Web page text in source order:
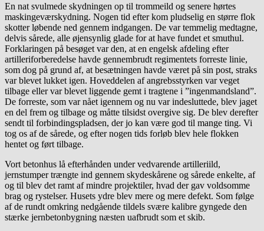
En nat svulmede skydningen op til trommeild og senere hørtes
maskingeværskydning. Nogen tid efter kom pludselig en større flok
skotter løbende ned gennem indgangen. De var temmelig medtagne,
delvis sårede, alle øjensynlig glade for at have fundet et smuthul.
Forklaringen på besøget var den, at en engelsk afdeling efter
artilleriforberedelse havde gennembrudt regimentets forreste linie,
som dog på grund af, at besætningen havde været på sin post, straks
var blevet lukket igen. Hoveddelen af angrebsstyrken var veget
tilbage eller var blevet liggende gemt i tragtene i ”ingenmandsland”.
De forreste, som var nået igennem og nu var indesluttede, blev jaget
en del frem og tilbage og måtte tilsidst overgive sig. De blev derefter
sendt til forbindingspladsen, der jo kan være god til mange ting. Vi
tog os af de sårede, og efter nogen tids forløb blev hele flokken
hentet og ført tilbage.
Vort betonhus lå efterhånden under vedvarende artilleriild,
jernstumper trængte ind gennem skydeskårene og sårede enkelte, af
og til blev det ramt af mindre projektiler, hvad der gav voldsomme
brag og rystelser. Husets ydre blev mere og mere defekt. Som følge
af de rundt omkring nedgående tildels svære kalibre gyngede den
stærke jernbetonbygning næsten uafbrudt som et skib.